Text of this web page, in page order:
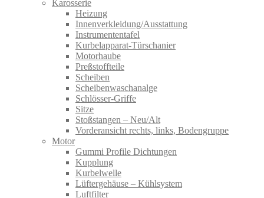
Karosserie
Heizung
Innenverkleidung/Ausstattung
Instrumententafel
Kurbelapparat-Türschanier
Motorhaube
Preßstoffteile
Scheiben
Scheibenwaschanalge
Schlösser-Griffe
Sitze
Stoßstangen – Neu/Alt
Vorderansicht rechts, links, Bodengruppe
Motor
Gummi Profile Dichtungen
Kupplung
Kurbelwelle
Lüftergehäuse – Kühlsystem
Luftfilter